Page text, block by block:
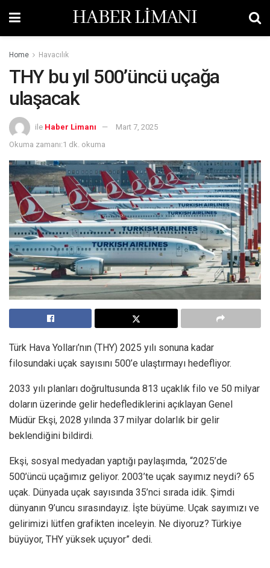
HABER LİMANI
Home Havacılık
THY bu yıl 500’üncü uçağa
ulaşacak
ile Haber Limanı
Mart 7, 2025
Okuma zamanı:1 dk. okuma
Türk Hava Yolları’nın (THY) 2025 yılı sonuna kadar
filosundaki uçak sayısını 500’e ulaştırmayı hedefliyor.
2033 yılı planları doğrultusunda 813 uçaklık filo ve 50 milyar
doların üzerinde gelir hedeflediklerini açıklayan Genel
Müdür Ekşi, 2028 yılında 37 milyar dolarlık bir gelir
beklendiğini bildirdi.
Ekşi, sosyal medyadan yaptığı paylaşımda, “2025’de
500’üncü uçağımız geliyor. 2003’te uçak sayımız neydi? 65
uçak. Dünyada uçak sayısında 35’nci sırada idik. Şimdi
dünyanın 9’uncu sırasındayız. İşte büyüme. Uçak sayımızı ve
gelirimizi lütfen grafikten inceleyin. Ne diyoruz? Türkiye
büyüyor, THY yüksek uçuyor” dedi.